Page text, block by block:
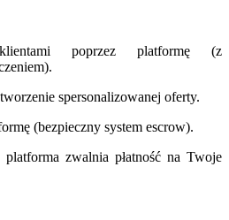
poprzez platformę (z
spersonalizowanej oferty.
(bezpieczny system escrow).
platforma zwalnia płatność na Twoje